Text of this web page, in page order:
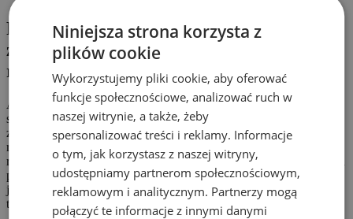
Podstawa prawna: jak zadośćuczynienie
za rozstrój zdrowia psychicznego
regulują przepisy?
Art. 445 § 1 w zw. z art. 444 § 1 Kodeksu cywilnego pozwala
sądowi przyznać „odpowiednią sumę pieniężną” osobie, u której
zdarzenie wywołałorozstrój zdrowia psychicznego. Sąd waży
rozmiar krzywdy, trwałość skutków, wiek poszkodowanego,
rokowania oraz społeczne następstwa urazu. Brak taryfikatora bywa
pułapką (ubezpieczyciel może zaproponować 500 zł), ale
jednocześnie otwiera drogę do bardzo wysokich odszkodowań, gdy
trauma jest głęboka i długotrwała.
Niniejsza strona korzysta z
plików cookie
Wykorzystujemy pliki cookie, aby oferować
funkcje społecznościowe, analizować ruch w
naszej witrynie, a także, żeby
spersonalizować treści i reklamy. Informacje
o tym, jak korzystasz z naszej witryny,
udostępniamy partnerom społecznościowym,
reklamowym i analitycznym. Partnerzy mogą
połączyć te informacje z innymi danymi